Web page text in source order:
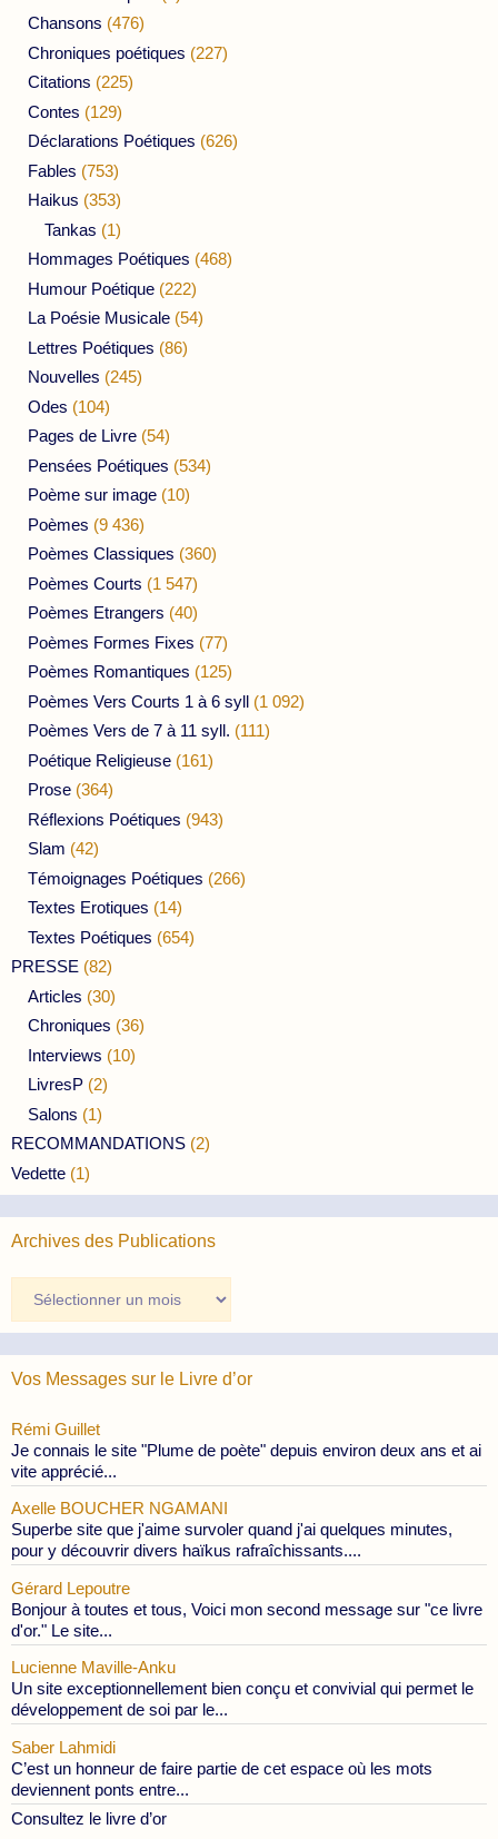
Chansons (476)
Chroniques poétiques (227)
Citations (225)
Contes (129)
Déclarations Poétiques (626)
Fables (753)
Haikus (353)
Tankas (1)
Hommages Poétiques (468)
Humour Poétique (222)
La Poésie Musicale (54)
Lettres Poétiques (86)
Nouvelles (245)
Odes (104)
Pages de Livre (54)
Pensées Poétiques (534)
Poème sur image (10)
Poèmes (9 436)
Poèmes Classiques (360)
Poèmes Courts (1 547)
Poèmes Etrangers (40)
Poèmes Formes Fixes (77)
Poèmes Romantiques (125)
Poèmes Vers Courts 1 à 6 syll (1 092)
Poèmes Vers de 7 à 11 syll. (111)
Poétique Religieuse (161)
Prose (364)
Réflexions Poétiques (943)
Slam (42)
Témoignages Poétiques (266)
Textes Erotiques (14)
Textes Poétiques (654)
PRESSE (82)
Articles (30)
Chroniques (36)
Interviews (10)
LivresP (2)
Salons (1)
RECOMMANDATIONS (2)
Vedette (1)
Archives des Publications
des
Publications
Vos Messages sur le Livre d’or
Rémi Guillet
Je connais le site "Plume de poète" depuis environ deux ans et ai
vite apprécié...
Axelle BOUCHER NGAMANI
Superbe site que j'aime survoler quand j'ai quelques minutes,
pour y découvrir divers haïkus rafraîchissants....
Gérard Lepoutre
Bonjour à toutes et tous, Voici mon second message sur "ce livre
d'or." Le site...
Lucienne Maville-Anku
Un site exceptionnellement bien conçu et convivial qui permet le
développement de soi par le...
Saber Lahmidi
C’est un honneur de faire partie de cet espace où les mots
deviennent ponts entre...
Consultez le livre d’or